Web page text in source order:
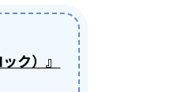
ク）』
取付工事